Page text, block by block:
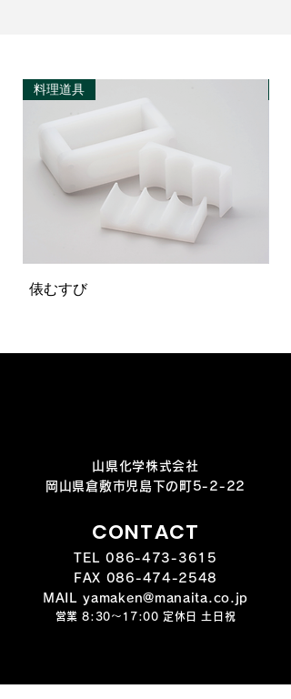
料理道具
俵むすび
山県化学株式会社
岡山県倉敷市児島下の町5-2-22
CONTACT
TEL086-473-3615
FAX 086-474-2548
MAIL yamaken@manaita.co.jp
営業 8:30～17:00 定休日 土日祝
PRODUCT